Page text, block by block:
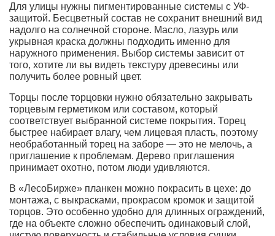
Для улицы нужны пигментированные системы с УФ-
защитой. Бесцветный состав не сохранит внешний вид
надолго на солнечной стороне. Масло, лазурь или
укрывная краска должны подходить именно для
наружного применения. Выбор системы зависит от
того, хотите ли вы видеть текстуру древесины или
получить более ровный цвет.
Торцы после торцовки нужно обязательно закрывать
торцевым герметиком или составом, который
соответствует выбранной системе покрытия. Торец
быстрее набирает влагу, чем лицевая пласть, поэтому
необработанный торец на заборе — это не мелочь, а
приглашение к проблемам. Дерево приглашения
принимает охотно, потом люди удивляются.
В «ЛесоБирже» планкен можно покрасить в цехе: до
монтажа, с выкрасками, прокрасом кромок и защитой
торцов. Это особенно удобно для длинных ограждений,
где на объекте сложно обеспечить одинаковый слой,